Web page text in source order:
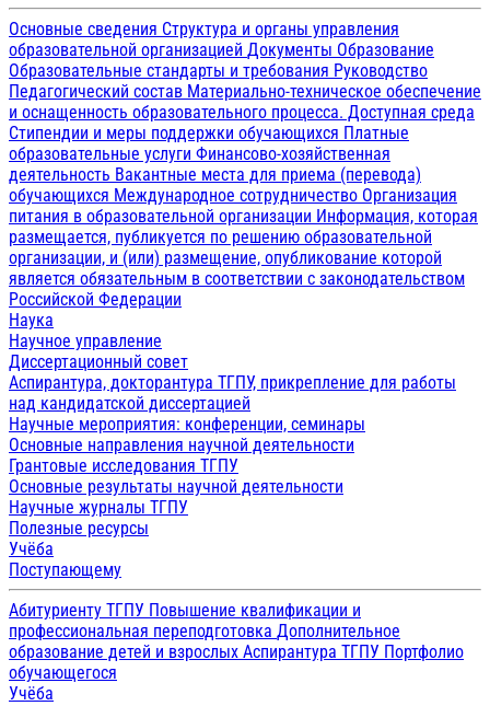
Основные сведения Структура и органы управления
образовательной организацией Документы Образование
Образовательные стандарты и требования Руководство
Педагогический состав Материально-техническое обеспечение
и оснащенность образовательного процесса. Доступная среда
Стипендии и меры поддержки обучающихся Платные
образовательные услуги Финансово-хозяйственная
деятельность Вакантные места для приема (перевода)
обучающихся Международное сотрудничество Организация
питания в образовательной организации Информация, которая
размещается, публикуется по решению образовательной
организации, и (или) размещение, опубликование которой
является обязательным в соответствии с законодательством
Российской Федерации
Наука
Научное управление
Диссертационный совет
Аспирантура, докторантура ТГПУ, прикрепление для работы
над кандидатской диссертацией
Научные мероприятия: конференции, семинары
Основные направления научной деятельности
Грантовые исследования ТГПУ
Основные результаты научной деятельности
Научные журналы ТГПУ
Полезные ресурсы
Учёба
Поступающему
Абитуриенту ТГПУ Повышение квалификации и
профессиональная переподготовка Дополнительное
образование детей и взрослых Аспирантура ТГПУ Портфолио
обучающегося
Учёба